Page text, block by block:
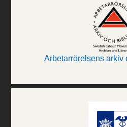
Arbetarrörelsens arkiv